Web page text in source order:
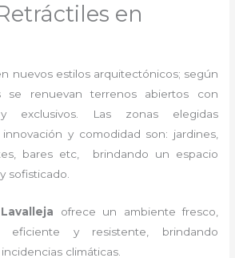
en
nuevos estilos arquitectónicos; según
se renuevan terrenos abiertos con
exclusivos. Las zonas elegidas
y comodidad son: jardines,
bares etc, brindando un espacio
sofisticado.
ofrece un ambiente fresco,
eficiente y resistente, brindando
climáticas.